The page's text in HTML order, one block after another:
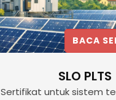
BACA
SLO PLTS
Sertifikat untuk sistem